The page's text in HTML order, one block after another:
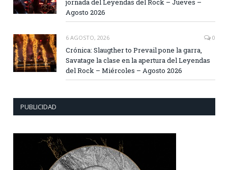
jornada del Leyendas del Rock – Jueves –
Agosto 2026
6 AGOSTO, 2026 0
Crónica: Slaugther to Prevail pone la garra,
Savatage la clase en la apertura del Leyendas
del Rock – Miércoles – Agosto 2026
PUBLICIDAD